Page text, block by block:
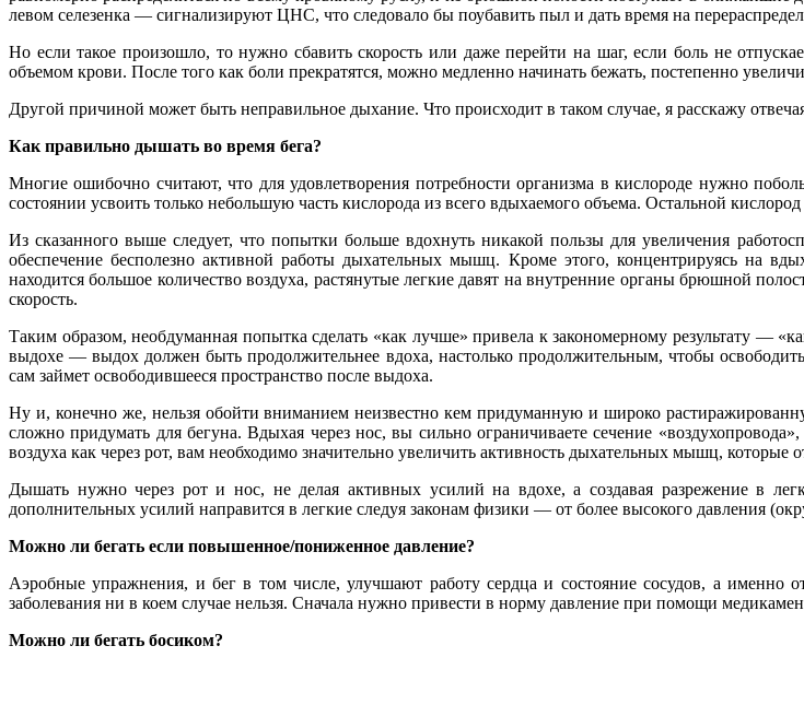
левом селезенка — сигнализируют ЦНС, что следовало бы поубавить пыл и дать время на
Но если такое произошло, то нужно сбавить скорость или даже перейти на шаг, если боль не
объемом крови. После того как боли прекратятся, можно медленно начинать бежать, постепенно
Другой причиной может быть неправильное дыхание. Что происходит в таком случае, я расскажу
Как правильно дышать во время бега?
Многие ошибочно считают, что для удовлетворения потребности организма в кислороде нужно
состоянии усвоить только небольшую часть кислорода из всего вдыхаемого объема. Остальной
Из сказанного выше следует, что попытки больше вдохнуть никакой пользы для увеличения
обеспечение бесполезно активной работы дыхательных мышц. Кроме этого, концентрируясь на
находится большое количество воздуха, растянутые легкие давят на внутренние органы брюшной
скорость.
Таким образом, необдуманная попытка сделать «как лучше» привела к закономерному результату —
выдохе — выдох должен быть продолжительнее вдоха, настолько продолжительным, чтобы
сам займет освободившееся пространство после выдоха.
Ну и, конечно же, нельзя обойти вниманием неизвестно кем придуманную и широко
сложно придумать для бегуна. Вдыхая через нос, вы сильно ограничиваете сечение
воздуха как через рот, вам необходимо значительно увеличить активность дыхательных мышц,
Дышать нужно через рот и нос, не делая активных усилий на вдохе, а создавая разрежение в
дополнительных усилий направится в легкие следуя законам физики — от более высокого давления
Можно ли бегать если повышенное/пониженное давление?
Аэробные упражнения, и бег в том числе, улучшают работу сердца и состояние сосудов, а именно
заболевания ни в коем случае нельзя. Сначала нужно привести в норму давление при помощи
Можно ли бегать босиком?